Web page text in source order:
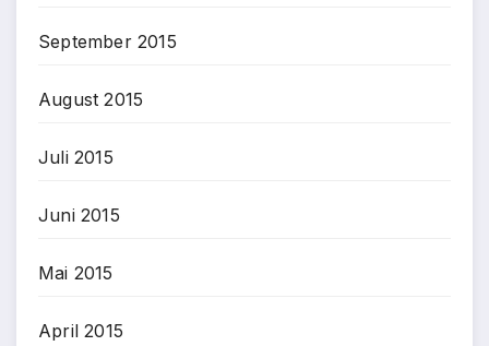
September 2015
August 2015
Juli 2015
Juni 2015
Mai 2015
April 2015